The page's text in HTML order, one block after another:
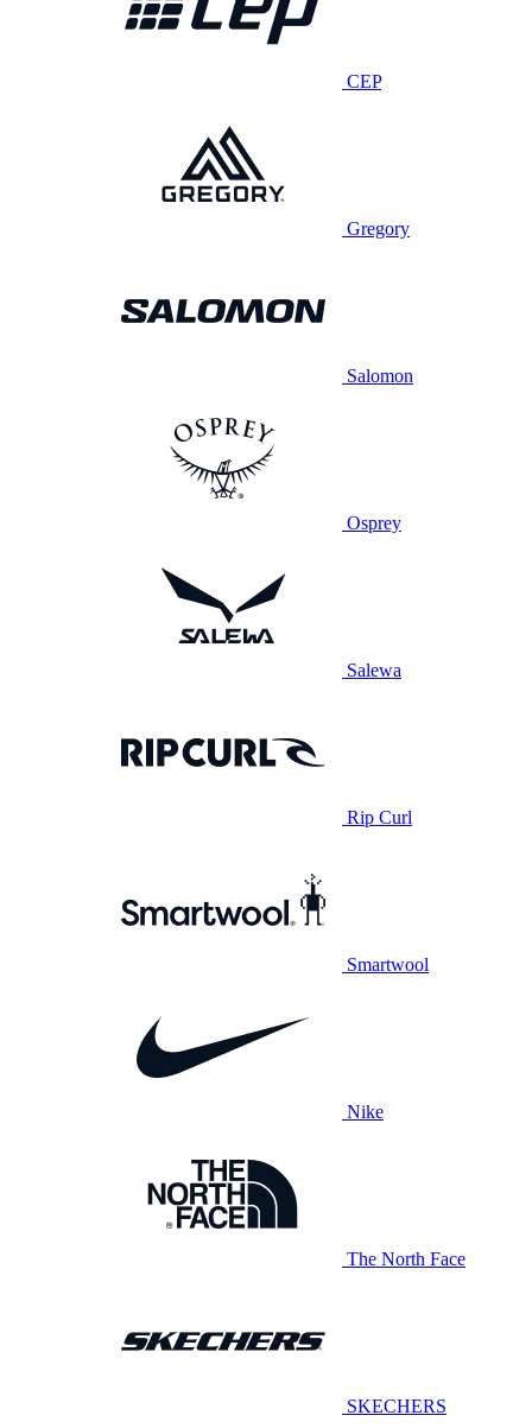
CEP
Gregory
Salomon
Osprey
Salewa
Rip Curl
Smartwool
Nike
The North Face
SKECHERS